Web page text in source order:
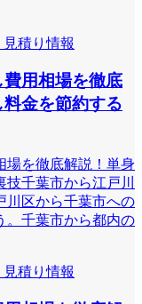
積り情報
用相場を徹底
金を節約する
場を徹底解説！単身
千葉市から江戸川
川区から千葉市への
。千葉市から都内の
積り情報